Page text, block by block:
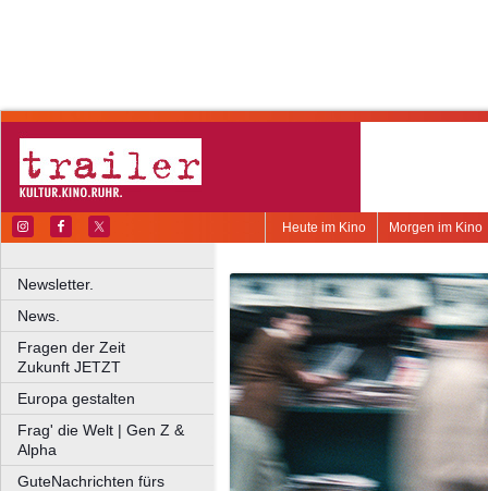
Morgen im Kino
Heute im Kino
Newsletter.
News.
Fragen der Zeit
Zukunft JETZT
Europa gestalten
Frag' die Welt | Gen Z &
Alpha
GuteNachrichten fürs